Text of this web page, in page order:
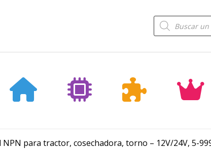
Búsqueda
de
productos
para tractor, cosechadora, torno – 12V/24V, 5-